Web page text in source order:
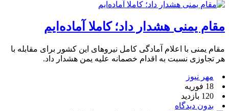
مقام یمنی هشدار داد؛ کاملا آماده‌ایم
مقام یمنی با اعلام آمادگی کامل نیروهای این کشور برای مقابله با
هر تجاوزی نسبت به اقدام خصمانه علیه یمن هشدار داد.
مهر نیوز
18 فوریه
120 بازدید
بدون دیدگاه